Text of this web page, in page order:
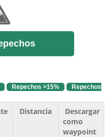
Repechos >15%
Repechos
Distancia
Descargar
como
waypoint